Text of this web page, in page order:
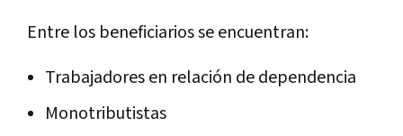
Entre los beneficiarios se encuentran:
Trabajadores en relación de dependencia
Monotributistas